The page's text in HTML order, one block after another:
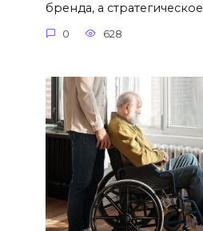
бренда, а стратегическое
0 628